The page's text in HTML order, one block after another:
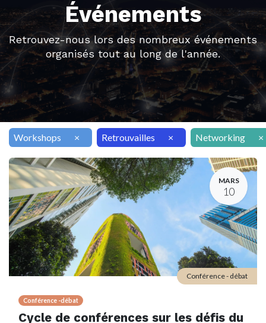
Événements
Retrouvez-nous lors des nombreux événements
organisés tout au long de l'année.
Workshops × Retrouvailles × Networking ×
MARS
10
Conférence -débat
Cycle de conférences sur les défis du
Conférence - débat